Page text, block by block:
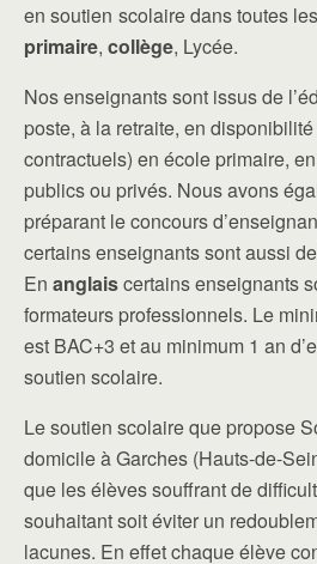
en soutien scolaire dans toutes
primaire, collège, Lycée.
Nos enseignants sont issus de
poste, à la retraite, en
contractuels) en école primaire,
publics ou privés. Nous avons
préparant le concours
certains enseignants sont aussi
En anglaiscertains enseignants
formateurs professionnels. Le
est BAC+3 et au minimum 1 an
soutien scolaire.
Le soutien scolaire que propose
domicile à Garches (Hauts-de-
que les élèves souffrant de
souhaitant soit éviter un
lacunes. En effet chaque élève